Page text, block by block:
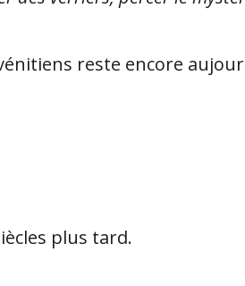
reste encore
plus tard.